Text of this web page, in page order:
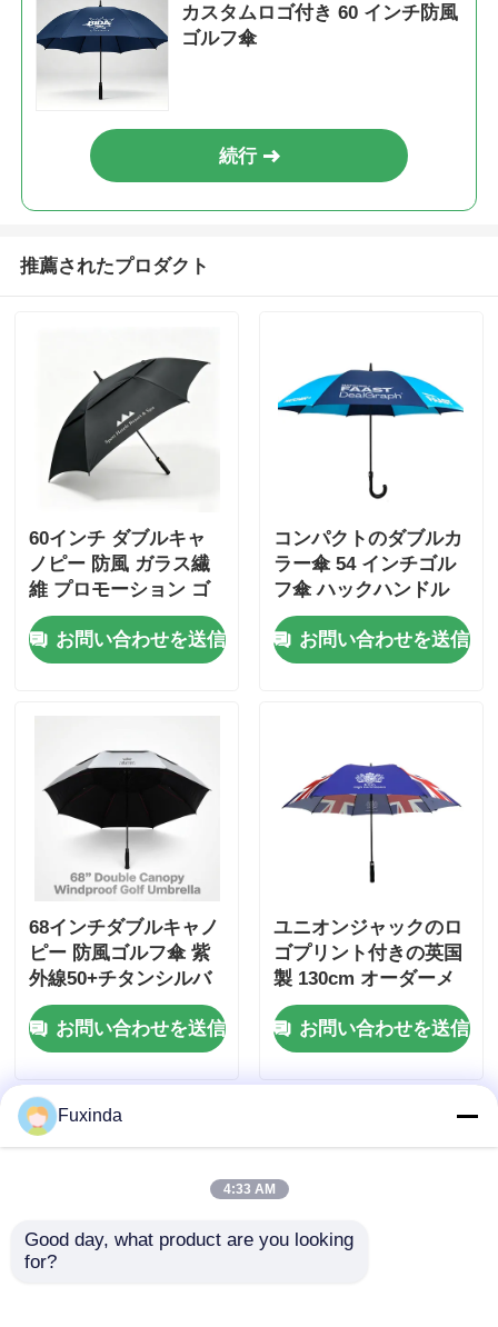
カスタムロゴ付き 60 インチ防風
ゴルフ傘
続行
推薦されたプロダクト
60インチ ダブルキャ
ノピー 防風 ガラス繊
維 プロモーション ゴ
ルフ傘
お問い合わせを送信
コンパクトのダブルカ
ラー傘 54 インチゴル
フ傘 ハックハンドル
お問い合わせを送信
68インチダブルキャノ
ピー 防風ゴルフ傘 紫
外線50+チタンシルバ
ー布 100km/h 耐風
お問い合わせを送信
ユニオンジャックのロ
ゴプリント付きの英国
製 130cm オーダーメ
イド傘
お問い合わせを送信
Fuxinda
4:33 AM
Good day, what product are you looking
for?